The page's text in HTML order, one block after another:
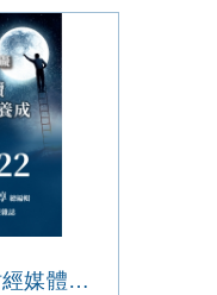
2021【管理講座】財經媒體識讀 一位財經記者的養成